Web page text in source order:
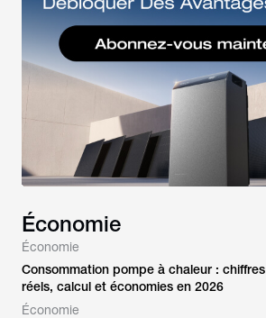
Économie
Économie
Consommation pompe à chaleur : chiffres
réels, calcul et économies en 2026
Économie